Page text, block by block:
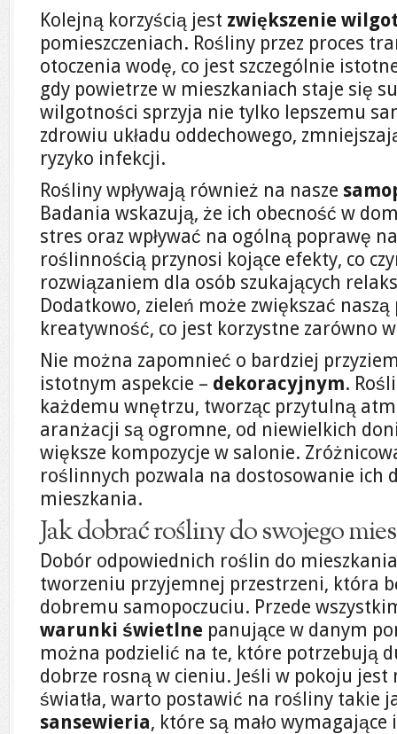
Kolejną korzyścią jest zwiększenie
pomieszczeniach. Rośliny przez proces
otoczenia wodę, co jest szczególnie
gdy powietrze w mieszkaniach staje się
wilgotności sprzyja nie tylko lepszemu
zdrowiu układu oddechowego,
ryzyko infekcji.
Rośliny wpływają również na nasze
Badania wskazują, że ich obecność w
stres oraz wpływać na ogólną poprawę
roślinnością przynosi kojące efekty, co
rozwiązaniem dla osób szukających
Dodatkowo, zieleń może zwiększać
kreatywność, co jest korzystne zarówno
Nie można zapomnieć o bardziej
istotnym aspekcie – dekoracyjnym.
każdemu wnętrzu, tworząc przytulną
aranżacji są ogromne, od niewielkich
większe kompozycje w salonie.
roślinnych pozwala na dostosowanie ich
mieszkania.
Jak dobrać rośliny do swojego
Dobór odpowiednich roślin do
tworzeniu przyjemnej przestrzeni, która
dobremu samopoczuciu. Przede
warunki świetlne panujące w danym
można podzielić na te, które potrzebują
dobrze rosną w cieniu. Jeśli w pokoju jest
światła, warto postawić na rośliny takie
sansewieria, które są mało wymagające